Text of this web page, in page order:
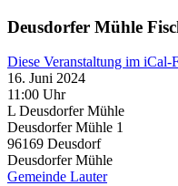
Deusdorfer Mühle
Diese Veranstaltung im iCal-
16. Juni 2024
11:00 Uhr
L Deusdorfer Mühle
Deusdorfer Mühle 1
96169 Deusdorf
Deusdorfer Mühle
Gemeinde Lauter